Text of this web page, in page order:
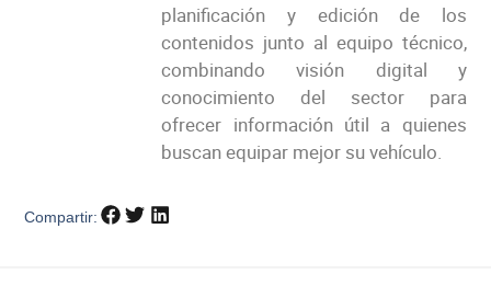
planificación y edición de los
contenidos junto al equipo técnico,
combinando visión digital y
conocimiento del sector para
ofrecer información útil a quienes
buscan equipar mejor su vehículo.
Compartir: